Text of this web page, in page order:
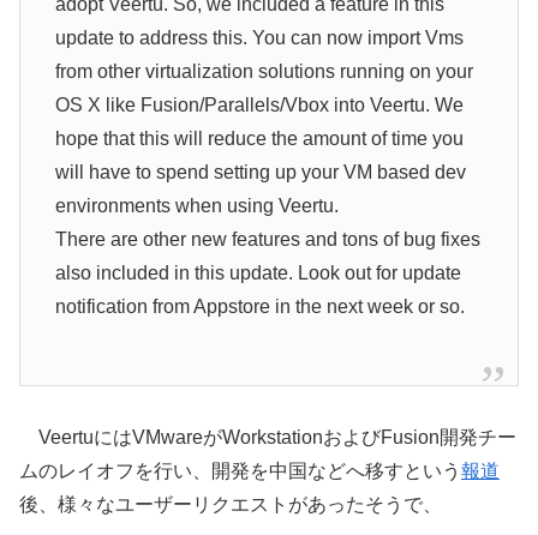
adopt Veertu. So, we included a feature in this
update to address this. You can now import Vms
from other virtualization solutions running on your
OS X like Fusion/Parallels/Vbox into Veertu. We
hope that this will reduce the amount of time you
will have to spend setting up your VM based dev
environments when using Veertu.
There are other new features and tons of bug fixes
also included in this update. Look out for update
notification from Appstore in the next week or so.
VeertuにはVMwareがWorkstationおよびFusion開発チー
ムのレイオフを行い、開発を中国などへ移すという 報道
後、様々なユーザーリクエストがあったそうで、